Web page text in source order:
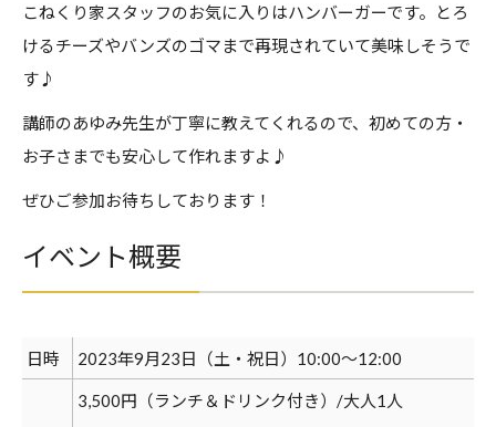
こねくり家スタッフのお気に入りはハンバーガーです。とろ
けるチーズやバンズのゴマまで再現されていて美味しそうで
す♪
講師のあゆみ先生が丁寧に教えてくれるので、初めての方・
お子さまでも安心して作れますよ♪
ぜひご参加お待ちしております！
イベント概要
日時 2023年9月23日（土・祝日）10:00〜12:00
3,500円（ランチ＆ドリンク付き）/大人1人